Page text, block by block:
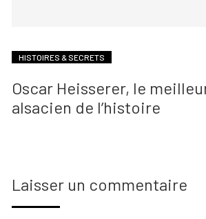
HISTOIRES & SECRETS
Oscar Heisserer, le
alsacien de l’histoire
Laisser un commentaire